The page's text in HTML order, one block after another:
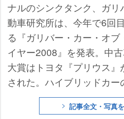
ナルのシンクタンク、ガリ
動車研究所は、今年で6回
る『ガリバー・カー・オブ
イヤー2008』を発表。中
大賞はトヨタ『プリウス』
された。ハイブリッドカー
的な存在である同車は、
の関心の高まりに加え、
記事全文・写真